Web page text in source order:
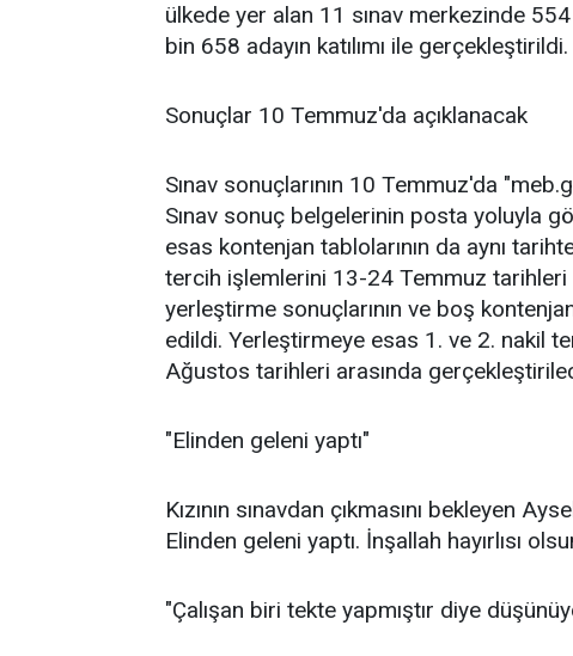
ülkede yer alan 11 sınav merkezinde
bin 658 adayın katılımı ile gerçekleştirildi.
Sonuçlar 10 Temmuz'da açıklanacak
Sınav sonuçlarının 10 Temmuz'da
Sınav sonuç belgelerinin posta yoluyla
esas kontenjan tablolarının da aynı
tercih işlemlerini 13-24 Temmuz tarihleri
yerleştirme sonuçlarının ve boş
edildi. Yerleştirmeye esas 1. ve 2. nakil
Ağustos tarihleri arasında
"Elinden geleni yaptı"
Kızının sınavdan çıkmasını bekleyen
Elinden geleni yaptı. İnşallah hayırlısı
"Çalışan biri tekte yapmıştır diye